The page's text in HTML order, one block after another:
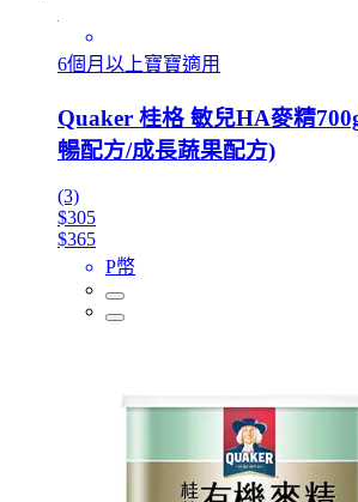
6個月以上寶寶適用
Quaker 桂格 敏兒HA麥精
暢配方/成長蔬果配方)
(3)
$305
$365
P幣